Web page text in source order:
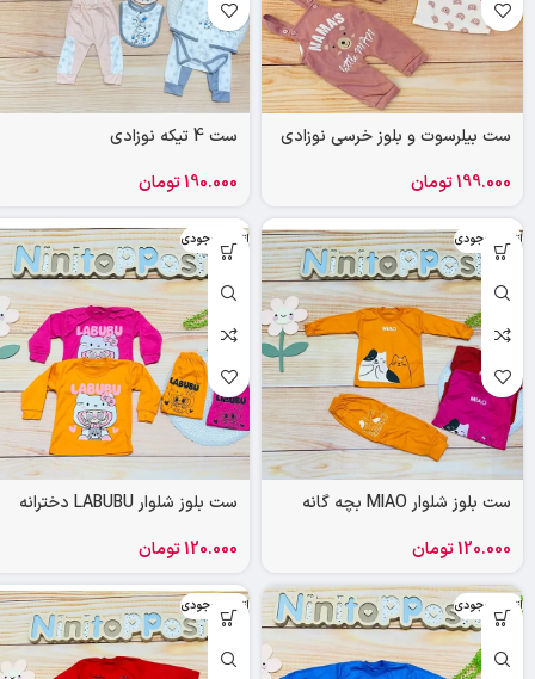
ست بیلرسوت و بلوز خرسی نوزادی
199.000تومان
ست 4 تیکه نوزادی
190.000تومان
اتمام موجودی
ست بلوز شلوار MIAO بچه گانه
120.000تومان
اتمام موجودی
ست بلوز شلوار LABUBU دخترانه
120.000تومان
اتمام موجودی اتمام موجودی